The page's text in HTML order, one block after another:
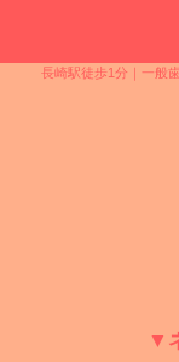
長崎駅徒歩1分｜一般
▼